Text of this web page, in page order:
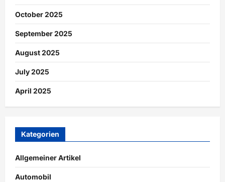
October 2025
September 2025
August 2025
July 2025
April 2025
Kategorien
Allgemeiner Artikel
Automobil